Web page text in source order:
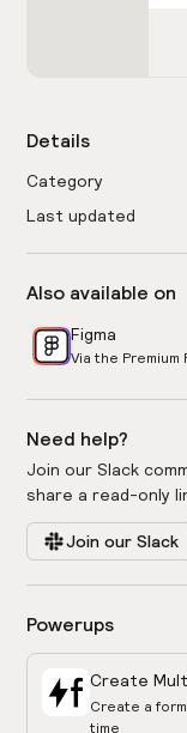
Details
Category
Last updated
Also available on
Figma
Via the Premium
Need help?
Join our Slack
share a read-only
Join our Slack
Powerups
Create
Create a
time